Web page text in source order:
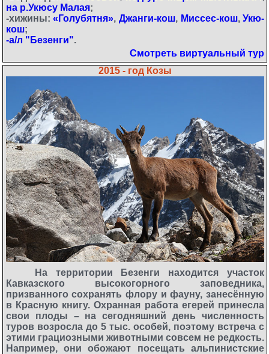
на р.Укюсу Малая;
-хижины:«Голубятня», Джанги-кош, Миссес-кош,Укю-
кош;
-а/л "Безенги".
Смотреть виртуальный тур
2015 - год Козы
На территории Безенги находится участок
Кавказского высокогорного заповедника,
призванного сохранять флору и фауну, занесённую
в Красную книгу. Охранная работа егерей принесла
свои плоды – на сегодняшний день численность
туров возросла до 5 тыс. особей, поэтому встреча с
этими грациозными животными совсем не редкость.
Например, они обожают посещать альпинистские